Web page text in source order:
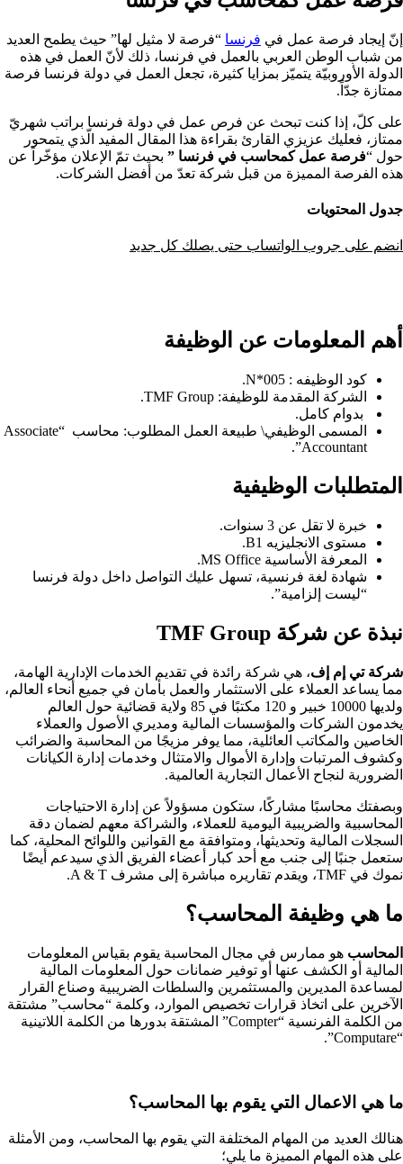
إنّ إيجاد فرصة عمل في فرنسا “فرصة لا مثيل لها” حيث يطمح العديد
من شباب الوطن العربي بالعمل في فرنسا، ذلك لأنّ العمل في هذه
الدولة الأوروبيّة يتميّز بمزايا كثيرة، تجعل العمل في دولة فرنسا فرصة
ممتازة جدّاً.
على كلّ، إذا كنت تبحث عن فرص عمل في دولة فرنسا براتب شهريّ
ممتاز، فعليك عزيزي القارئ بقراءة هذا المقال المفيد الّذي يتمحور
حول “فرصة عمل كمحاسب في فرنسا ” بحيث تمّ الإعلان مؤخّراً عن
هذه الفرصة المميزة من قبل شركة تعدّ من أفضل الشركات.
جدول المحتويات
انضم على جروب الواتساب حتى يصلك كل جديد
أهم المعلومات عن الوظيفة
كود الوظيفه : N*005.
الشركة المقدمة للوظيفة: TMF Group.
بدوام كامل.
المسمى الوظيفي\ طبيعة العمل المطلوب: محاسب “Associate
Accountant”.
المتطلبات الوظيفية ​
خبرة لا تقل عن 3 سنوات.
مستوى الانجليزيه B1.
المعرفة الأساسية MS Office.
شهادة لغة فرنسية، تسهل عليك التواصل داخل دولة فرنسا
“ليست إلزامية”.
نبذة عن شركة TMF Group
شركة تي إم إف، هي شركة رائدة في تقديم الخدمات الإدارية الهامة،
مما يساعد العملاء على الاستثمار والعمل بأمان في جميع أنحاء العالم،
ولديها 10000 خبير و 120 مكتبًا في 85 ولاية قضائية حول العالم
يخدمون الشركات والمؤسسات المالية ومديري الأصول والعملاء
الخاصين والمكاتب العائلية، مما يوفر مزيجًا من المحاسبة والضرائب
وكشوف المرتبات وإدارة الأموال والامتثال وخدمات إدارة الكيانات
الضرورية لنجاح الأعمال التجارية العالمية.
وبصفتك محاسبًا مشاركًا، ستكون مسؤولاً عن إدارة الاحتياجات
المحاسبية والضريبية اليومية للعملاء، والشراكة معهم لضمان دقة
السجلات المالية وتحديثها، ومتوافقة مع القوانين واللوائح المحلية، كما
ستعمل جنبًا إلى جنب مع أحد كبار أعضاء الفريق الذي سيدعم أيضًا
نموك في TMF، ويقدم تقاريره مباشرة إلى مشرف A & T.
ما هي وظيفة المحاسب؟
المحاسب هو ممارس في مجال المحاسبة يقوم بقياس المعلومات
المالية أو الكشف عنها أو توفير ضمانات حول المعلومات المالية
لمساعدة المديرين والمستثمرين والسلطات الضريبية وصناع القرار
الآخرين على اتخاذ قرارات تخصيص الموارد، وكلمة “محاسب” مشتقة
من الكلمة الفرنسية “Compter” المشتقة بدورها من الكلمة اللاتينية
“Computare”.
ما هي الاعمال التي يقوم بها المحاسب؟
هنالك العديد من المهام المختلفة التي يقوم بها المحاسب، ومن الأمثلة
على هذه المهام المميزة ما يلي؛